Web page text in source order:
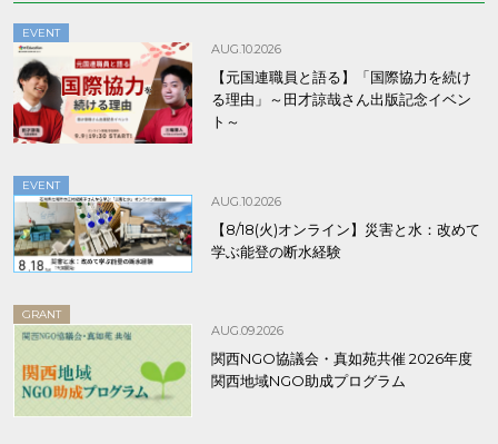
EVENT
AUG.10.2026
【元国連職員と語る】「国際協力を続け
る理由」～田才諒哉さん出版記念イベン
ト～
EVENT
AUG.10.2026
【8/18(火)オンライン】災害と水：改めて
学ぶ能登の断水経験
GRANT
AUG.09.2026
関西NGO協議会・真如苑共催 2026年度
関西地域NGO助成プログラム